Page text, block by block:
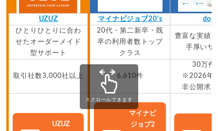
UZUZ マイナビジョブ20's
ひとりひとりに合わ
せたオーダーメイド
型サポート
20代・第二新卒・既
卒の利用者数トップ
クラス
豊富な実績
手厚いサ
取引社数3,000社以上 6,610件
30万件
※2026年
非公開求
UZUZ
マイナビ
ジョブ2
スクロールできます